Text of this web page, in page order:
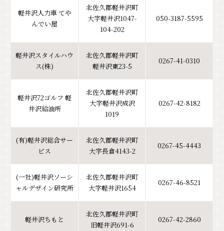
軽井沢人力車 てや
んでい屋
北佐久郡軽井沢町
大字軽井沢1047-
104-202
050-3187-5595
軽井沢スタイルハウ
ス(株)
北佐久郡軽井沢町
軽井沢東23-5
0267-41-0310
軽井沢72ゴルフ 軽
井沢給油所
北佐久郡軽井沢町
大字軽井沢成沢
1019
0267-42-8182
(有)軽井沢総合サー
ビス
北佐久郡軽井沢町
大字長倉4143-2
0267-45-4443
(一社)軽井沢ソーシ
ャルデザイン研究所
北佐久郡軽井沢町
大字軽井沢1654
0267-46-8521
軽井沢ちもと
北佐久郡軽井沢町
旧軽井沢691-6
0267-42-2860